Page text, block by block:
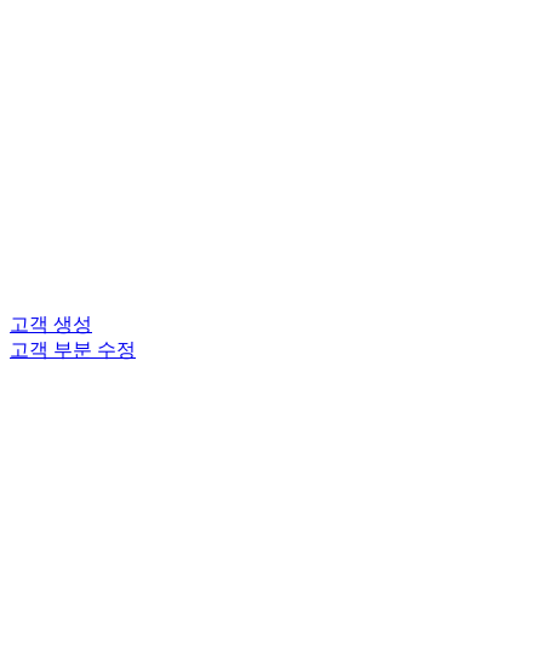
고객 생성
고객 부분 수정